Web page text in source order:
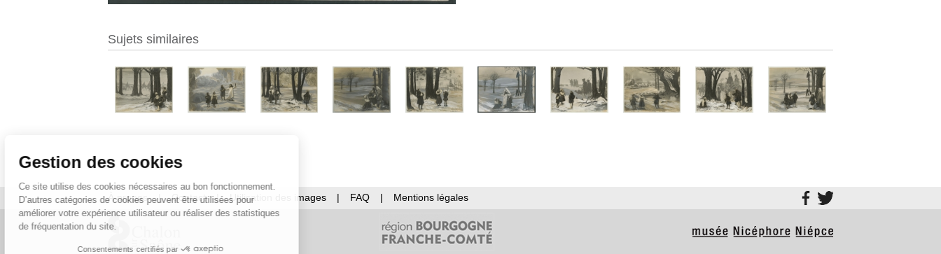
Sujets similaires
À propos | Contact | Utilisation des images | FAQ | Mentions légales
Gestion des cookies
Ce site utilise des cookies nécessaires au bon fonctionnement.
D’autres catégories de cookies peuvent être utilisées pour
améliorer votre expérience utilisateur ou réaliser des statistiques
de fréquentation du site.
Consentements certifiés par